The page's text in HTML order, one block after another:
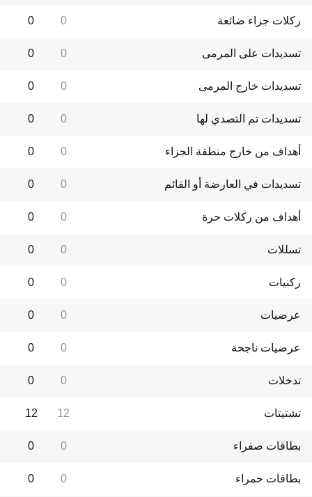
ركلات جزاء ضائعة 0
0
تسديدات على المرمى 0
0
تسديدات خارج المرمى 0
0
تسديدات تم التصدي لها 0
0
أهداف من خارج منطقة الجزاء 0
0
تسديدات في العارضة أو القائم 0
0
أهداف من ركلات حرة 0
0
تسللات 0
0
ركنيات 0
0
عرضيات 0
0
عرضيات ناجحة 0
0
تدخلات 0
0
تشتيتات 12
12
بطاقات صفراء 0
0
بطاقات حمراء 0
0